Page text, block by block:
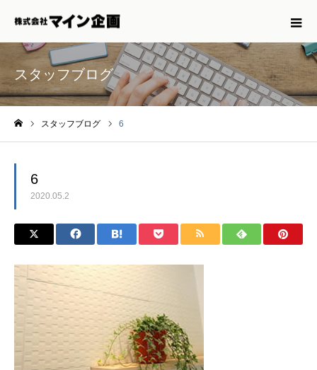
スタッフブログ
スタッフブログ 6
6
2020.05.2